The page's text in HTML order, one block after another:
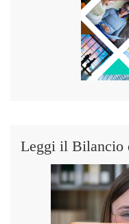
Leggi il Bilancio